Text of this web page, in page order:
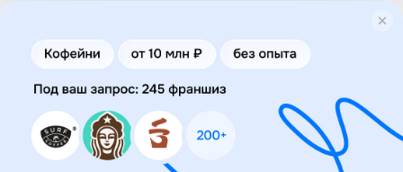
финансовые услуги. Заключение договоров
коммерческой концессии (франчайзинга) осуществляется
правообладателями/их представителями. Бизнесменс.ру
не является посредником или представителем
правообладателя и не несет ответственность за условия
предоставления франшизы и действия лиц,
осуществленные на основании информации, имеющейся